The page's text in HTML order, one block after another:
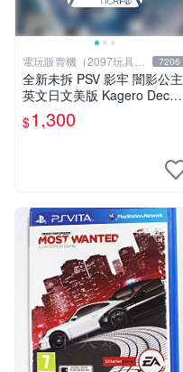
電玩販賣機（2097玩具公
仔舖
7206
全新未拆 PSV 影牢 闇影公主
英文日文美版 Kagero Decep
tion 4 Blood Ties
$1,300